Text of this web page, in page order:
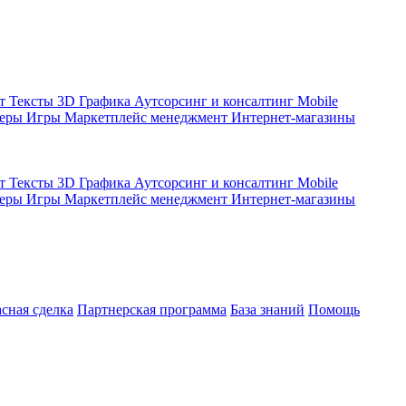
Тексты 3D Графика Аутсорсинг и консалтинг Mobile
Игры Маркетплейс менеджмент Интернет-магазины
Тексты 3D Графика Аутсорсинг и консалтинг Mobile
Игры Маркетплейс менеджмент Интернет-магазины
сделка Партнерская программа База знаний Помощь